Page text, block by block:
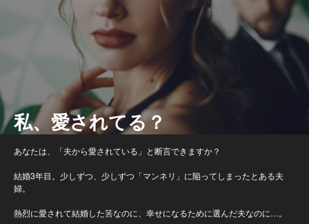
私、愛されてる？
あなたは、「夫から愛されている」と断言できますか？
結婚3年目。少しずつ、少しずつ「マンネリ」に陥ってしまったとある夫
婦。
熱烈に愛されて結婚した筈なのに、幸せになるために選んだ夫なのに…。